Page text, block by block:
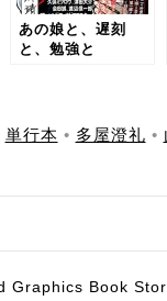
あの娘と、遅刻
と、勉強と
単行本 • 多屋澄礼 •
Graphics Book